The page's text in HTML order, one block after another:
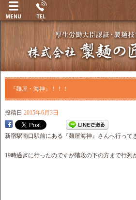
『麺屋・海神』！！！
投稿日 2015年6月3日
新宿駅南口駅前にある『麺屋海神』さんへ行って
19時過ぎに行ったのですが階段の下の方まで行列